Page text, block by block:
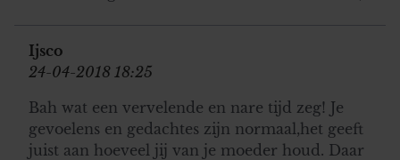
Ijsco
24-04-2018 18:25
Bah wat een vervelende en nare tijd zeg! Je
gevoelens en gedachtes zijn normaal,het geeft
juist aan hoeveel jij van je moeder houd. Daar